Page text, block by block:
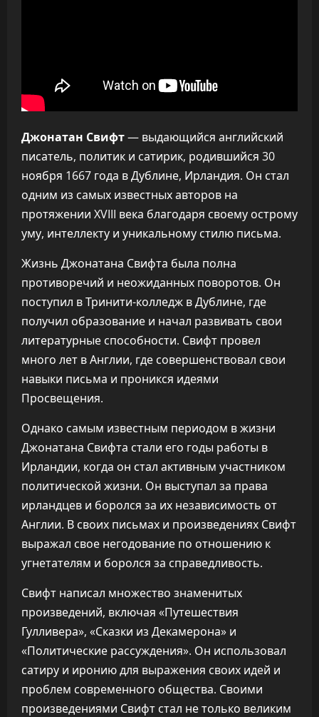
Джонатан Свифт— выдающийся английский
писатель, политик и сатирик, родившийся 30
ноября 1667 года в Дублине, Ирландия. Он стал
одним из самых известных авторов на
протяжении XVIII века благодаря своему острому
уму, интеллекту и уникальному стилю письма.
Жизнь Джонатана Свифта была полна
противоречий и неожиданных поворотов. Он
поступил в Тринити-колледж в Дублине, где
получил образование и начал развивать свои
литературные способности. Свифт провел
много лет в Англии, где совершенствовал свои
навыки письма и проникся идеями
Просвещения.
Однако самым известным периодом в жизни
Джонатана Свифта стали его годы работы в
Ирландии, когда он стал активным участником
политической жизни. Он выступал за права
ирландцев и боролся за их независимость от
Англии. В своих письмах и произведениях Свифт
выражал свое негодование по отношению к
угнетателям и боролся за справедливость.
Свифт написал множество знаменитых
произведений, включая «Путешествия
Гулливера», «Сказки из Декамерона» и
«Политические рассуждения». Он использовал
сатиру и иронию для выражения своих идей и
проблем современного общества. Своими
произведениями Свифт стал не только великим